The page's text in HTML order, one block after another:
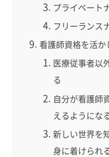
プライベート
フリーランス
看護師資格を活
医療従事者以
る
自分が看護師
えるようにな
新しい世界を
身に着けられ